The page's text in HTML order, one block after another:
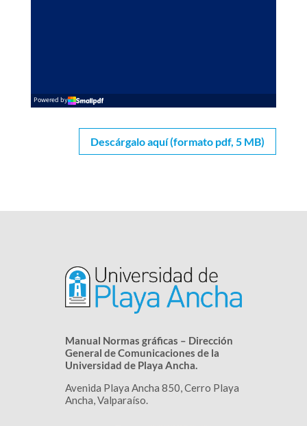
Descárgalo aquí (formato pdf, 5 MB)
Manual Normas gráficas – Dirección
General de Comunicaciones de la
Universidad de Playa Ancha.
Avenida Playa Ancha 850, Cerro Playa
Ancha, Valparaíso.